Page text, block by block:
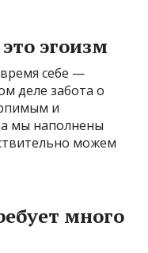
эгоизм
себе —
деле забота о
и
мы наполнены
можем
много